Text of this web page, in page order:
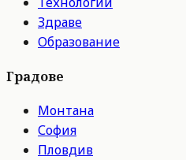
Здраве
Образование
Градове
Монтана
София
Пловдив